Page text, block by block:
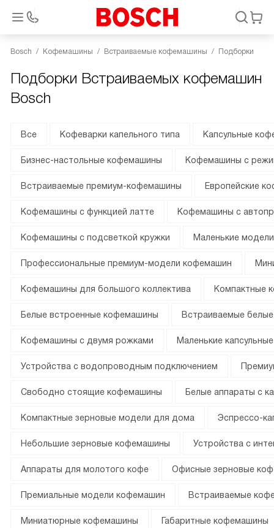
Bosch Кофемашины Встраиваемые кофемашины Подборки
Подборки Встраиваемых кофемашин
Bosch
Все Кофеварки капельного типа Капсульные
Бизнес-настольные кофемашины Кофемашины с
Встраиваемые премиум-кофемашины Европейские
Кофемашины с функцией латте Кофемашины с
Кофемашины с подсветкой кружки Маленькие
Профессиональные премиум-модели кофемашин
Кофемашины для большого коллектива Компактные
Белые встроенные кофемашины Встраиваемые
Кофемашины с двумя рожками Маленькие
Устройства с водопроводным подключением
Свободно стоящие кофемашины Белые аппараты с
Компактные зерновые модели для дома Эспрессо-
Небольшие зерновые кофемашины Устройства с
Аппараты для молотого кофе Офисные зерновые
Премиальные модели кофемашин Встраиваемые
Миниатюрные кофемашины Габаритные кофемашины